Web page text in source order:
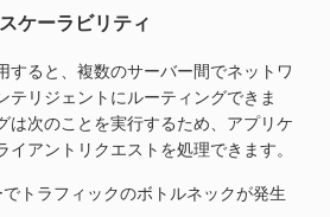
ケーラビリティ
すると、複数のサーバー間でネットワ
テリジェントにルーティングできま
は次のことを実行するため、アプリケ
イアントリクエストを処理できます。
トラフィックのボトルネックが発生